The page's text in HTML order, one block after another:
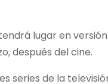
lugar en
después del cine.
series de la